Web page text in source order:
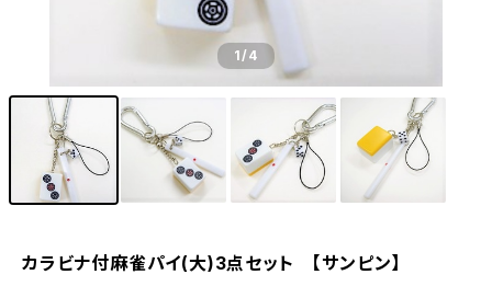
1/4
カラビナ付麻雀パイ(大)3点セット 【サンピン】